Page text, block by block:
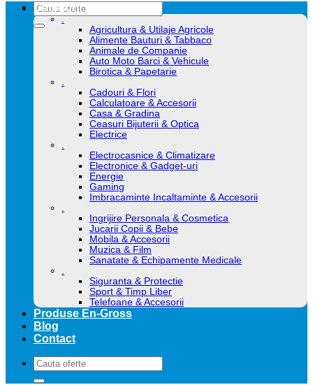
Caută
după:
Categorii
.
Agricultura & Utilaje Agricole
Alimente Bauturi & Tabbaco
Animale de Companie
Auto Moto Barci & Vehicule
Birotica & Papetarie
.
Cadouri & Flori
Calculatoare & Accesorii
Casa & Gradina
Ceasuri Bijuterii & Optica
Electrice
.
Electrocasnice & Climatizare
Electronice & Gadget-uri
Energie
Gaming
Imbracaminte Incaltaminte & Accesorii
.
Ingrijire Personala & Cosmetica
Jucarii Copii & Bebe
Mobila & Accesorii
Muzica & Film
Sanatate & Echipamente Medicale
.
Siguranta & Protectie
Sport & Timp Liber
Telefoane & Accesorii
Produse En-Gross
Blog
Contact
Caută
după: